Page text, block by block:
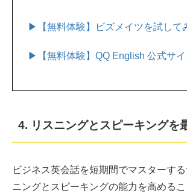
▶【無料体験】ビズメイツを試して
▶【無料体験】QQ English 公式サイ
4. リスニングとスピーキングを
ビジネス英会話を短期間でマスターす
ニングとスピーキングの能力を高めるこ